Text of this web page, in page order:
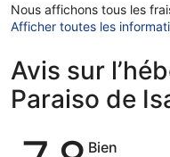
Nous affichons tous les
Afficher toutes les
Avis sur
Paraiso de
Avis Bien